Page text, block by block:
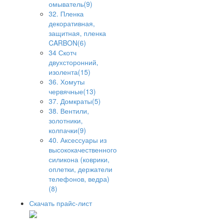
омыватель(9)
32. Пленка
декоративная,
защитная, пленка
CARBON(6)
34 Скотч
двухсторонний,
изолента(15)
36. Хомуты
червячные(13)
37. Домкраты(5)
38. Вентили,
золотники,
колпачки(9)
40. Аксессуары из
высококачественного
силикона (коврики,
оплетки, держатели
телефонов, ведра)
(8)
Скачать прайс-лист